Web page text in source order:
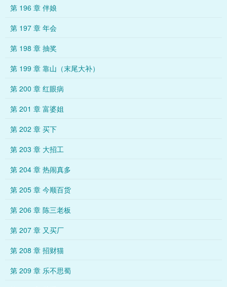
第 196 章 伴娘
第 197 章 年会
第 198 章 抽奖
第 199 章 靠山（末尾大补）
第 200 章 红眼病
第 201 章 富婆姐
第 202 章 买下
第 203 章 大招工
第 204 章 热闹真多
第 205 章 今顺百货
第 206 章 陈三老板
第 207 章 又买厂
第 208 章 招财猫
第 209 章 乐不思蜀